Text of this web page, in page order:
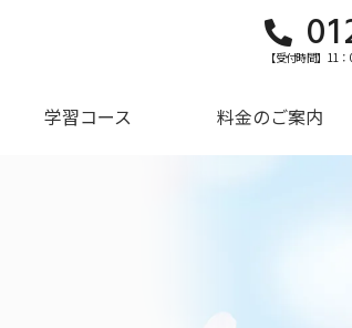
【受付時間】11
学習コース 料金のご案内